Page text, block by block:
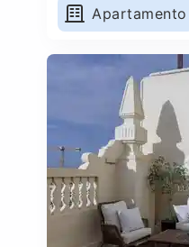
Apartamento